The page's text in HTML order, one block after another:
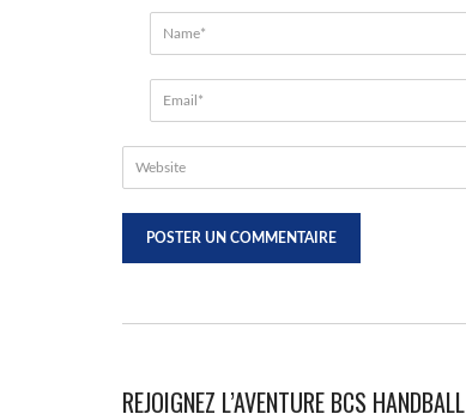
REJOIGNEZ L’AVENTURE BCS HANDBALL